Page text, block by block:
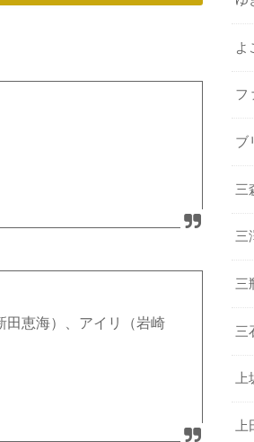
田恵海）、アイリ（岩崎
よ
フ
ブ
三
三
三
三
上